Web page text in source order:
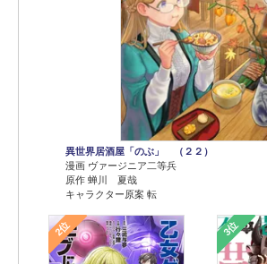
異世界居酒屋「のぶ」 （２２）
漫画 ヴァージニア二等兵
原作 蝉川 夏哉
キャラクター原案 転
2位 3位